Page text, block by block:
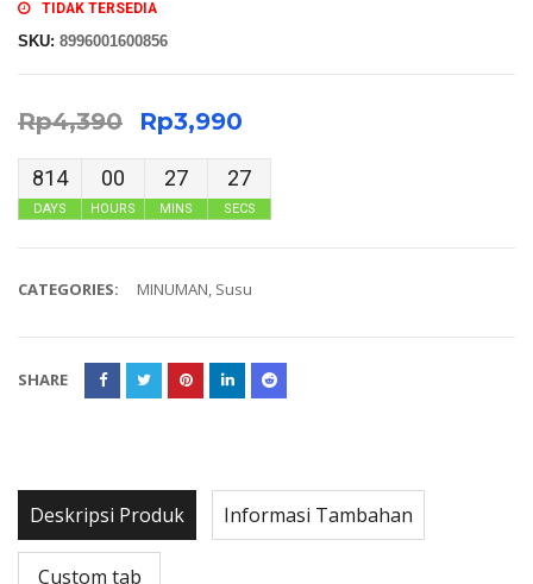
TIDAK TERSEDIA
SKU: 8996001600856
Rp4,390 Rp3,990
814
DAYS
00
HOURS
27
MINS
27
SECS
CATEGORIES: MINUMAN, Susu
SHARE
Deskripsi Produk Informasi Tambahan
Custom tab